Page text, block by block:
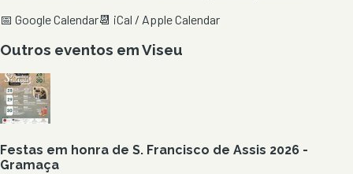
📅 Google Calendar📆 iCal / Apple Calendar
Outros eventos emViseu
Festas em honra de S. Francisco de Assis 2026 -
Gramaça